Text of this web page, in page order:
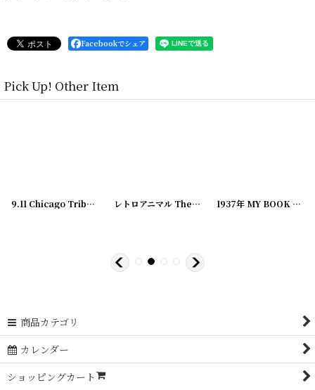
Facebookでシェア
Pick Up! Other Item
[20200328-4]
9.11 Chicago Tribune SPECIAL EXTRA 号外新聞 同時多発テロ [
レトロアニマル The LITTLE OWL... 絵本 [ 1937年 MY BOOK HOUSE 3 イラストBOOK
商品カテゴリ
カレンダー
ショッピングカート